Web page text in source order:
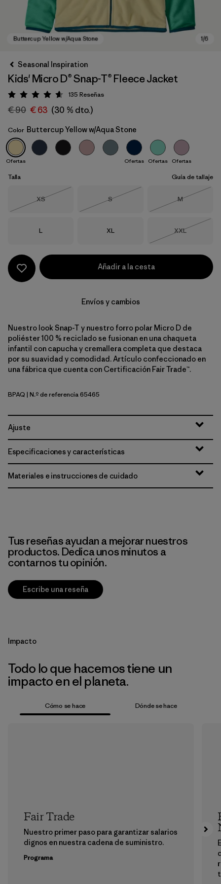
Buttercup Yellow w/Aqua Stone
Seasonal Inspiration
Kids' Micro D® Snap-T® Fleece Jacket
Puntuación: 4.6 / 5
135 Reseñas
€ 90 € 63 (30 % dto.)
Color Buttercup Yellow w/Aqua Stone
Ofertas Ofertas Ofertas Ofertas
Talla Guía de tallaje
Talla
XS
Talla
S
Talla
M
Talla
L Talla
XL Talla
XXL
Añadir a la cesta
Envíos y cambios
Nuestro look Snap-T y nuestro forro polar Micro D de
poliéster 100 % reciclado se fusionan en una chaqueta
infantil con capucha y cremallera completa que destaca
por su suavidad y comodidad. Artículo confeccionado en
una fábrica que cuenta con Certificación Fair Trade™.
Buttercup Yellow w/Aqua Stone
BPAQ | N.º de referencia 65465
Ajuste
Especificaciones y características
Materiales e instrucciones de cuidado
Tus reseñas ayudan a mejorar nuestros
productos. Dedica unos minutos a
contarnos tu opinión.
Escribe una reseña
Impacto
Todo lo que hacemos tiene un
impacto en el planeta.
Cómo se hace Dónde se hace
Fair Trade
Nuestro primer paso para garantizar salarios
dignos en nuestra cadena de suministro.
Programa